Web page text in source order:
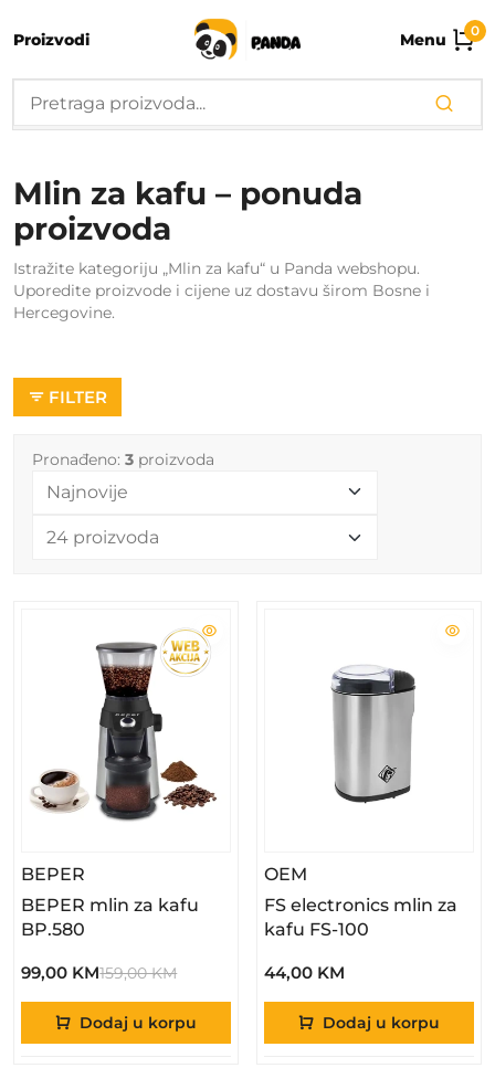
Proizvodi Menu 0
Mlin za kafu – ponuda
proizvoda
Istražite kategoriju „Mlin za kafu“ u Panda webshopu.
Uporedite proizvode i cijene uz dostavu širom Bosne i
Hercegovine.
FILTER
Pronađeno: 3 proizvoda
BEPER – BEPER Mlin Za Kafu BP.580
BEPER mlin za kafu
BP.580
99,00 KM159,00 KM
Dodaj u korpu
OEM
FS electronics mlin za
kafu FS-100
44,00 KM
Dodaj u korpu